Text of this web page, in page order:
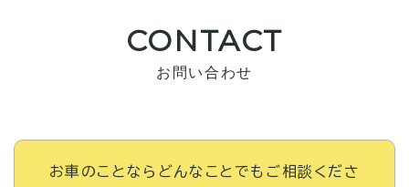
CONTACT
お問い合わせ
お車のことならどんなことでもご相談くださ